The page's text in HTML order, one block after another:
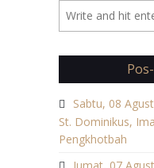
Sabtu, 08
St. Dominikus,
Pengkhotbah